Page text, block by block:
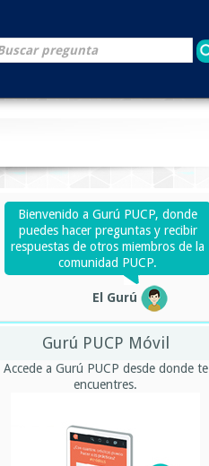
Bienvenido a Gurú PUCP, donde
puedes hacer preguntas y recibir
respuestas de otros miembros de la
comunidad PUCP.
El Gurú
Gurú PUCP Móvil
Accede a Gurú PUCP desde donde te
encuentres.